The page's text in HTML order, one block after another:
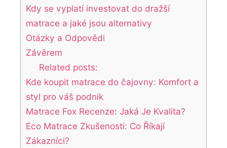
Kdy se vyplatí investovat do dražší
matrace a jaké jsou alternativy
Otázky a Odpovědi
Závěrem
Related posts:
Kde koupit matrace do čajovny: Komfort a
styl pro váš podnik
Matrace Fox Recenze: Jaká Je Kvalita?
Eco Matrace Zkušenosti: Co Říkají
Zákazníci?